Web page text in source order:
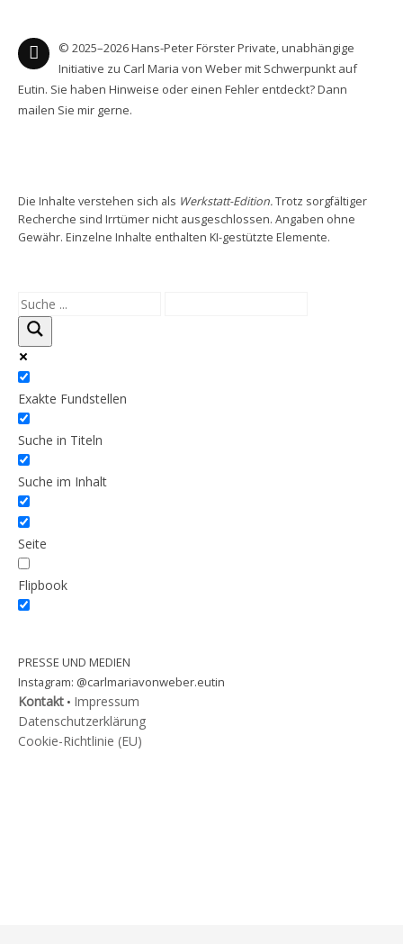
WEBER & TISCHBEIN HÖREN
AUSSTELLUNG
© 2025–2026 Hans-Peter Förster Private, unabhängige
Initiative zu Carl Maria von Weber mit Schwerpunkt auf
Eutin. Sie haben Hinweise oder einen Fehler entdeckt? Dann
mailen Sie mir gerne.
Die Inhalte verstehen sich als Werkstatt-Edition.Trotz sorgfältiger
Recherche sind Irrtümer nicht ausgeschlossen. Angaben ohne
Gewähr. Einzelne Inhalte enthalten KI-gestützte Elemente.
Exakte Fundstellen
Suche in Titeln
Suche im Inhalt
Seite
Flipbook
PRESSE UND MEDIEN
Instagram: @carlmariavonweber.eutin
Kontakt • Impressum
Datenschutzerklärung
Cookie-Richtlinie (EU)